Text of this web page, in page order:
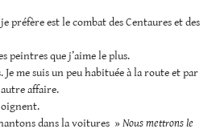
préfère est le combat des Centaures et des
peintres que j’aime le plus.
me suis un peu habituée à la route et par
affaire.
dans la voitures » Nous mettrons le